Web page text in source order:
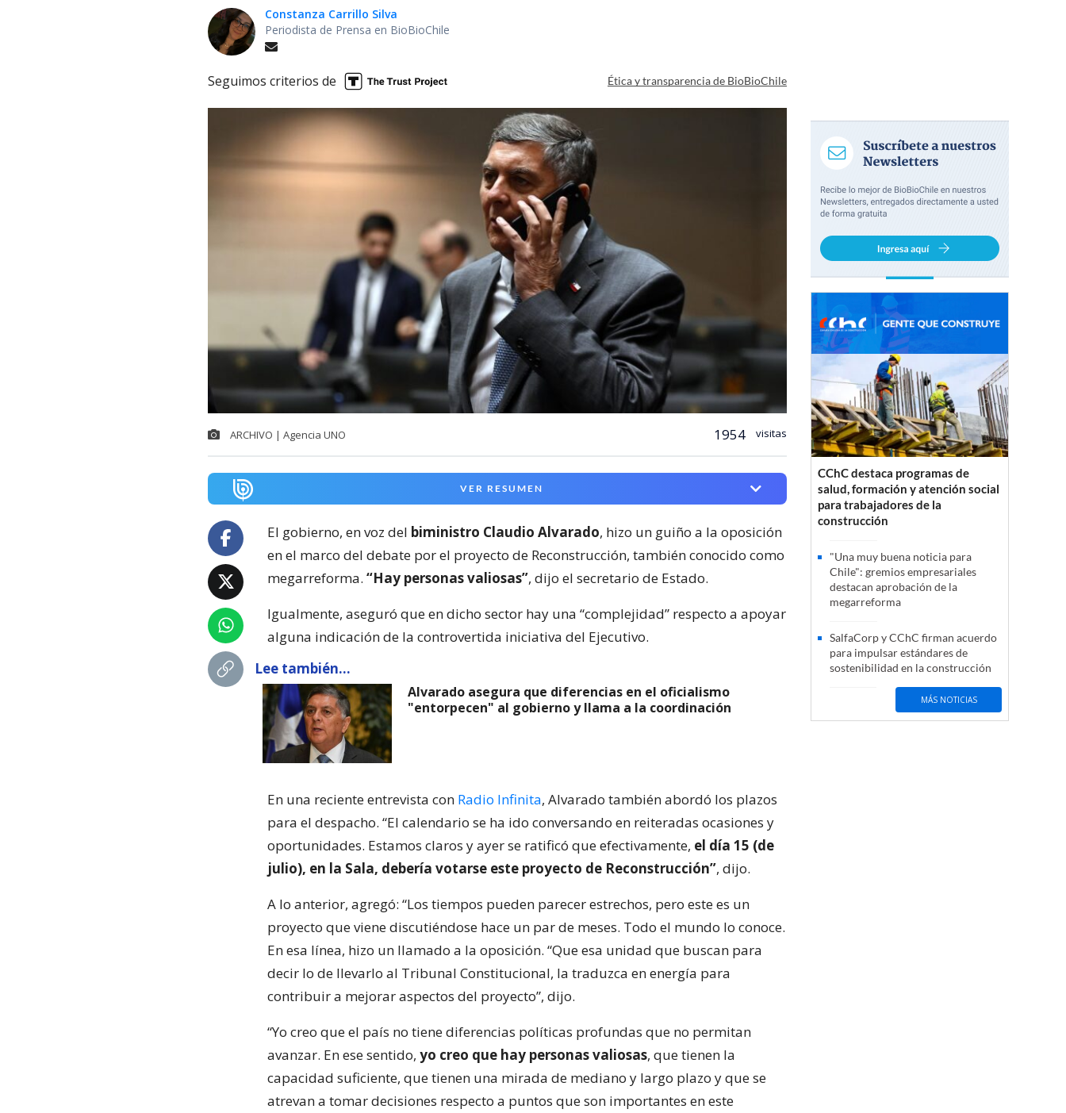
Constanza Carrillo Silva
Periodista de Prensa en BioBioChile
Seguimos criterios de Ética y transparencia de BioBioChile
ARCHIVO | Agencia UNO 1954 visitas
VER RESUMEN
El gobierno, en voz del biministro Claudio Alvarado, hizo un guiño a la oposición
en el marco del debate por el proyecto de Reconstrucción, también conocido como
megarreforma. “Hay personas valiosas”, dijo el secretario de Estado.
Igualmente, aseguró que en dicho sector hay una “complejidad” respecto a apoyar
alguna indicación de la controvertida iniciativa del Ejecutivo.
Lee también...
Alvarado asegura que diferencias en el oficialismo
"entorpecen" al gobierno y llama a la coordinación
En una reciente entrevista con Radio Infinita, Alvarado también abordó los plazos
para el despacho. “El calendario se ha ido conversando en reiteradas ocasiones y
oportunidades. Estamos claros y ayer se ratificó que efectivamente, el día 15 (de
julio), en la Sala, debería votarse este proyecto de Reconstrucción”, dijo.
A lo anterior, agregó: “Los tiempos pueden parecer estrechos, pero este es un
proyecto que viene discutiéndose hace un par de meses. Todo el mundo lo conoce.
En esa línea, hizo un llamado a la oposición. “Que esa unidad que buscan para
decir lo de llevarlo al Tribunal Constitucional, la traduzca en energía para
contribuir a mejorar aspectos del proyecto”, dijo.
“Yo creo que el país no tiene diferencias políticas profundas que no permitan
avanzar. En ese sentido, yo creo que hay personas valiosas, que tienen la
capacidad suficiente, que tienen una mirada de mediano y largo plazo y que se
atrevan a tomar decisiones respecto a puntos que son importantes en este
CChC destaca programas de
salud, formación y atención social
para trabajadores de la
construcción
"Una muy buena noticia para
Chile": gremios empresariales
destacan aprobación de la
megarreforma
SalfaCorp y CChC firman acuerdo
para impulsar estándares de
sostenibilidad en la construcción
MÁS NOTICIAS